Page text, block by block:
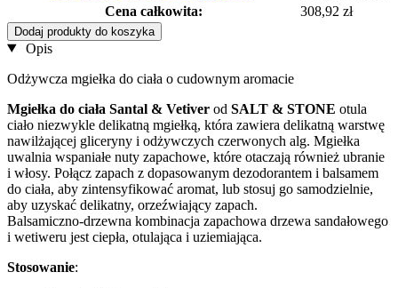
Cena całkowita:
308,92 zł
Dodaj produkty do koszyka
Opis
Odżywcza mgiełka do ciała o cudownym aromacie
Mgiełka do ciała Santal & Vetiver od SALT & STONE otula
ciało niezwykle delikatną mgiełką, która zawiera delikatną warstwę
nawilżającej gliceryny i odżywczych czerwonych alg. Mgiełka
uwalnia wspaniałe nuty zapachowe, które otaczają również ubranie
i włosy. Połącz zapach z dopasowanym dezodorantem i balsamem
do ciała, aby zintensyfikować aromat, lub stosuj go samodzielnie,
aby uzyskać delikatny, orzeźwiający zapach.
Balsamiczno-drzewna kombinacja zapachowa drzewa sandałowego
i wetiweru jest ciepła, otulająca i uziemiająca.
Stosowanie: